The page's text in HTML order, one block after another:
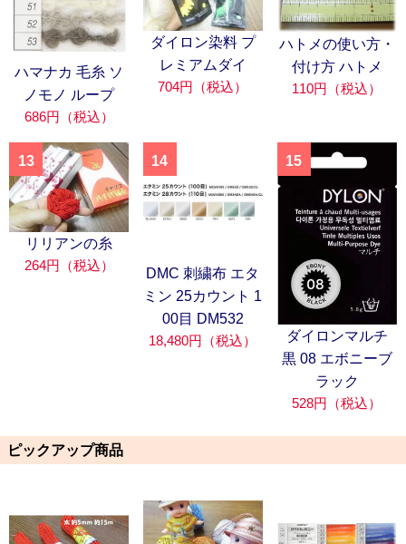
ハマナカ 毛糸 ソ
ノモノ ループ
686円（税込）
ダイロン染料 プ
レミアムダイ
704円（税込）
ハトメの使い方・
付け方 ハトメ
110円（税込）
13
リリアンの糸
264円（税込）
14
DMC 刺繍布 エタ
ミン 25カウント 1
00目 DM532
18,480円（税込）
15
ダイロンマルチ
黒 08 エボニーブ
ラック
528円（税込）
ピックアップ商品